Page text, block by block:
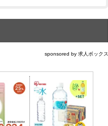
sponsored by 求人ボックス